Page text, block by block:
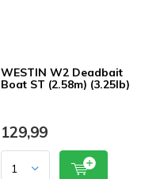
WESTIN W2 Deadbait
Boat ST (2.58m) (3.25lb)
129,99